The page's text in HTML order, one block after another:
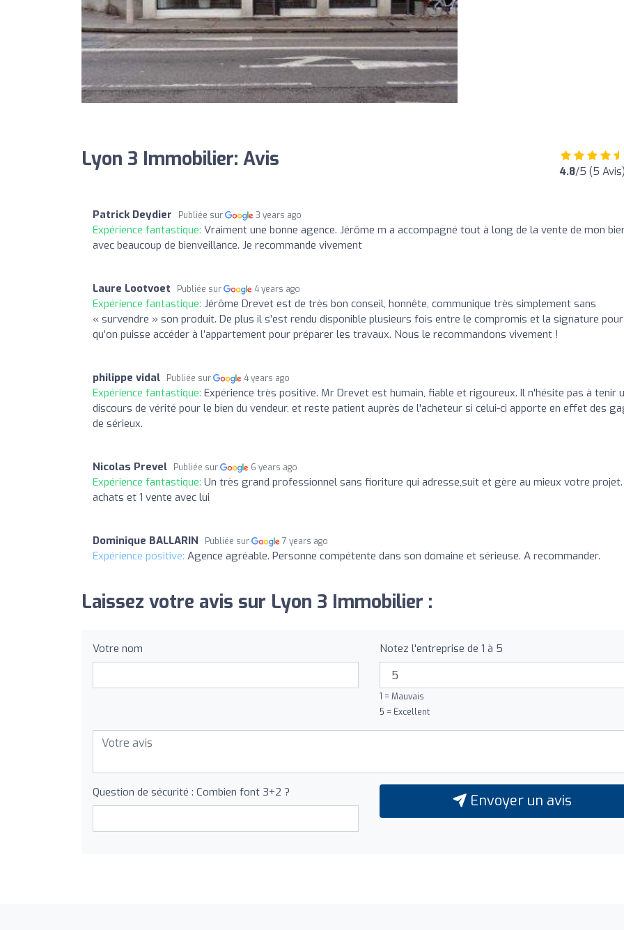
Lyon 3 Immobilier: Avis 4.8/5 (5 Avis)
Patrick Deydier Publiée sur 3 years ago
Expérience fantastique: Vraiment une bonne agence. Jérôme m a accompagné tout à long de la vente de mon
avec beaucoup de bienveillance. Je recommande vivement
Laure Lootvoet Publiée sur 4 years ago
Expérience fantastique: Jérôme Drevet est de très bon conseil, honnête, communique très simplement sans
« survendre » son produit. De plus il s’est rendu disponible plusieurs fois entre le compromis et la signature pour
qu’on puisse accéder à l’appartement pour préparer les travaux. Nous le recommandons vivement !
philippe vidal Publiée sur 4 years ago
Expérience fantastique: Expérience très positive. Mr Drevet est humain, fiable et rigoureux. Il n'hésite pas à tenir
discours de vérité pour le bien du vendeur, et reste patient auprès de l'acheteur si celui-ci apporte en effet des
de sérieux.
Nicolas Prevel Publiée sur 6 years ago
Expérience fantastique: Un très grand professionnel sans fioriture qui adresse,suit et gère au mieux votre
achats et 1 vente avec lui
Dominique BALLARIN Publiée sur 7 years ago
Expérience positive: Agence agréable. Personne compétente dans son domaine et sérieuse. A recommander.
Laissez votre avis sur Lyon 3 Immobilier :
Votre nom Notez l'entreprise de 1 à 5
1 = Mauvais
5 = Excellent
Question de sécurité : Combien font 3+2 ? Envoyer un avis